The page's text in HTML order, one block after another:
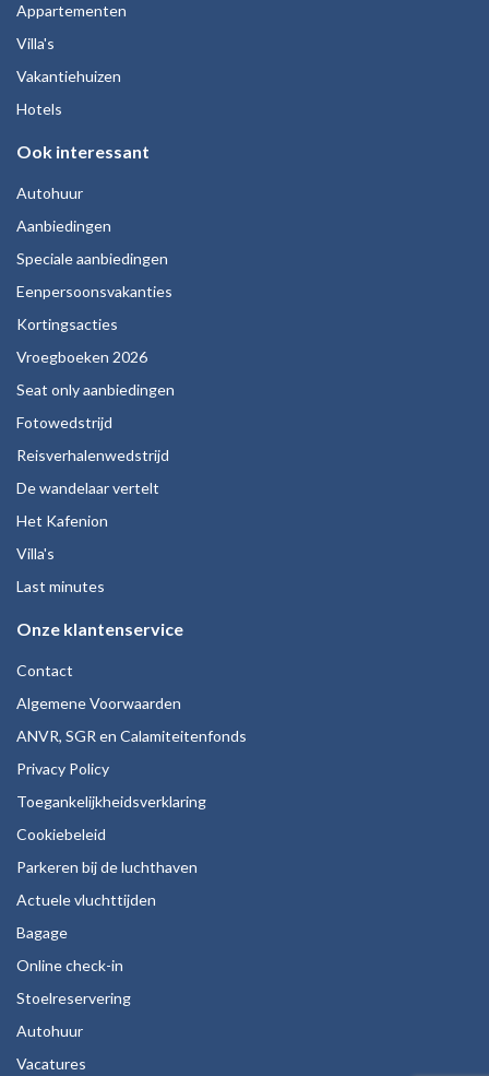
Appartementen
Villa's
Vakantiehuizen
Hotels
Ook interessant
Autohuur
Aanbiedingen
Speciale aanbiedingen
Eenpersoonsvakanties
Kortingsacties
Vroegboeken 2026
Seat only aanbiedingen
Fotowedstrijd
Reisverhalenwedstrijd
De wandelaar vertelt
Het Kafenion
Villa's
Last minutes
Onze klantenservice
Contact
Algemene Voorwaarden
ANVR, SGR en Calamiteitenfonds
Privacy Policy
Toegankelijkheidsverklaring
Cookiebeleid
Parkeren bij de luchthaven
Actuele vluchttijden
Bagage
Online check-in
Stoelreservering
Autohuur
Vacatures